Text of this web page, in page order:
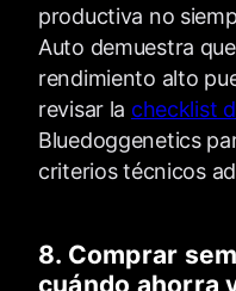
productiva no
Auto demuestra
rendimiento alto
revisar la checklist
Bluedoggenetics
criterios técnicos
8. Comprar
cuándo ahorra